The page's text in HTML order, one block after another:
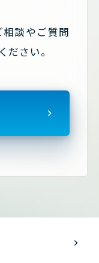
談やご質問
ださい。